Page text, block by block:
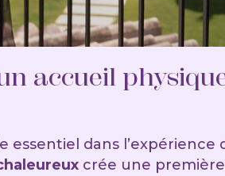
accueil
essentiel dans l’expérience
crée une